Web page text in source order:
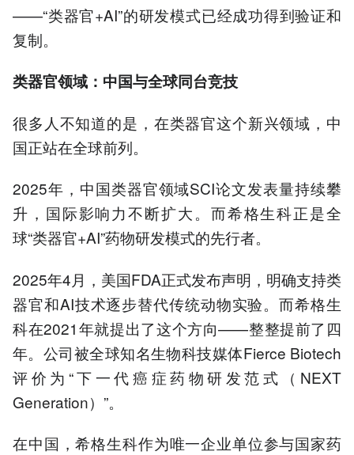
——“类器官+AI”的研发模式已经成功得到验证和
复制。
类器官领域：中国与全球同台竞技
很多人不知道的是，在类器官这个新兴领域，中
国正站在全球前列。
2025年，中国类器官领域SCI论文发表量持续攀
升，国际影响力不断扩大。而希格生科正是全
球“类器官+AI”药物研发模式的先行者。
2025年4月，美国FDA正式发布声明，明确支持类
器官和AI技术逐步替代传统动物实验。而希格生
科在2021年就提出了这个方向——整整提前了四
年。公司被全球知名生物科技媒体Fierce Biotech
评价为“下一代癌症药物研发范式（NEXT
Generation）”。
在中国，希格生科作为唯一企业单位参与国家药